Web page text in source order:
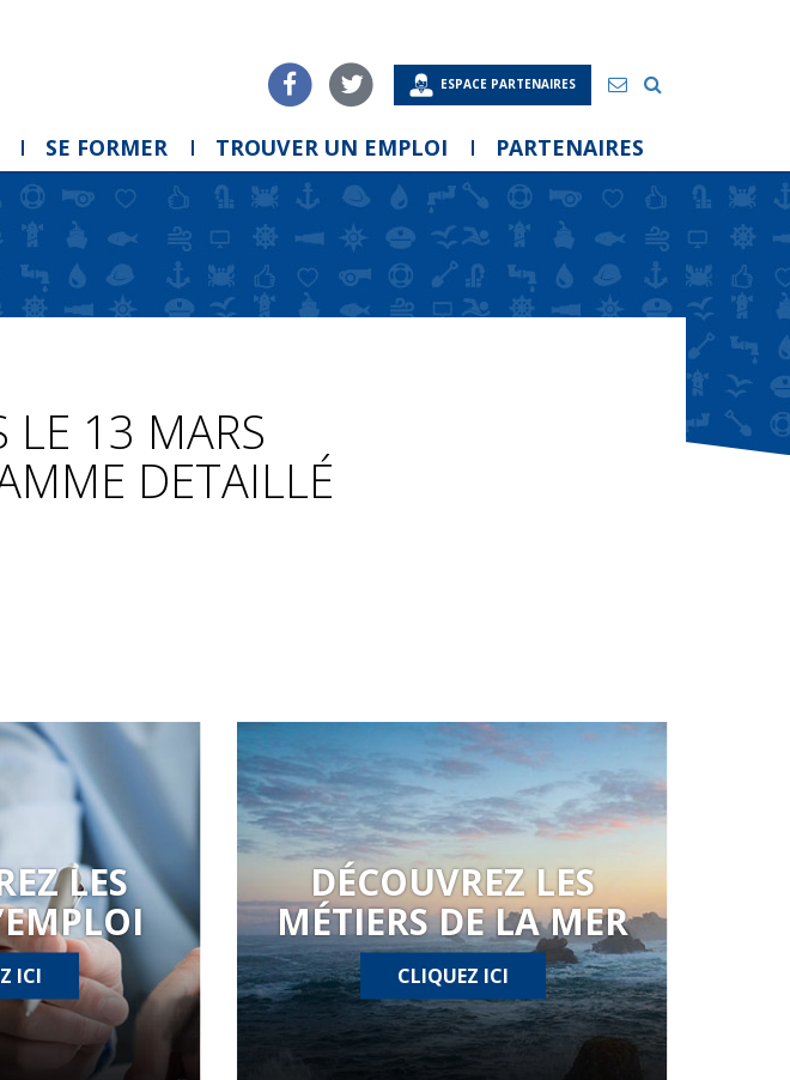
ESPACE PARTENAIRES
SE FORMER TROUVER UN EMPLOI PARTENAIRES
LE 13 MARS
DETAILLÉ
LES
ICI
DÉCOUVREZ LES
MÉTIERS DE LA MER
CLIQUEZ ICI